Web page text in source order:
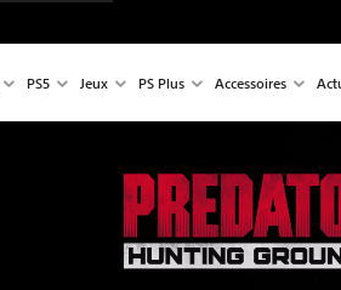
PS5 Jeux PS Plus Accessoires